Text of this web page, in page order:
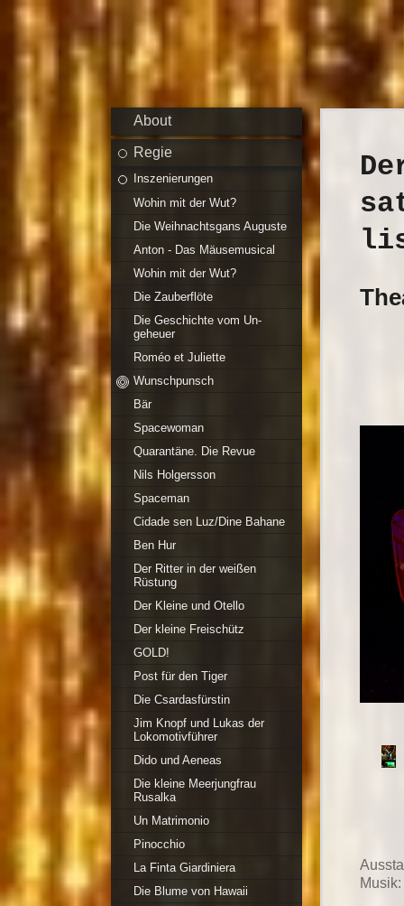
About
Regie
Inszenierungen
Wohin mit der Wut?
Die Weihnachtsgans Auguste
Anton - Das Mäusemusical
Wohin mit der Wut?
Die Zauberflöte
Die Geschichte vom Un-
geheuer
Roméo et Juliette
Wunschpunsch
Bär
Spacewoman
Quarantäne. Die Revue
Nils Holgersson
Spaceman
Cidade sen Luz/Dine Bahane
Ben Hur
Der Ritter in der weißen
Rüstung
Der Kleine und Otello
Der kleine Freischütz
GOLD!
Post für den Tiger
Die Csardasfürstin
Jim Knopf und Lukas der
Lokomotivführer
Dido und Aeneas
Die kleine Meerjungfrau
Rusalka
Un Matrimonio
Pinocchio
La Finta Giardiniera
Die Blume von Hawaii
Musik: